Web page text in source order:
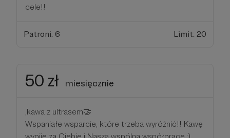
cele!!
Patroni: 6 Limit: 20
50 zł miesięcznie
,kawa z ultrasem🤝
Wspaniałe wsparcie, które trzeba wyróżnić!! Kawę